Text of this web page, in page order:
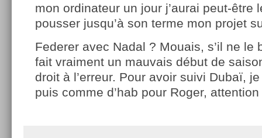
mon ordinateur un jour j’aurai peut-être
pousser jusqu’à son terme mon projet
Federer avec Nadal ? Mouais, s’il ne le
fait vraiment un mauvais début de
droit à l’erreur. Pour avoir suivi Dubaï,
puis comme d’hab pour Roger,